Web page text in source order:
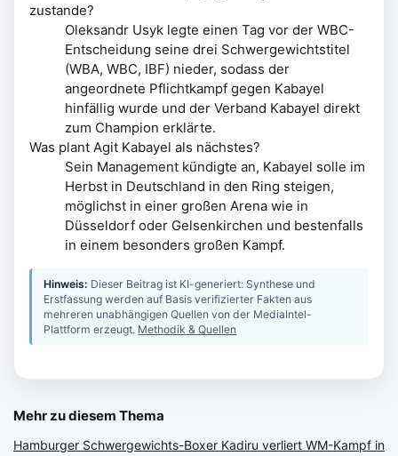
zustande?
Oleksandr Usyk legte einen Tag vor der WBC-
Entscheidung seine drei Schwergewichtstitel
(WBA, WBC, IBF) nieder, sodass der
angeordnete Pflichtkampf gegen Kabayel
hinfällig wurde und der Verband Kabayel direkt
zum Champion erklärte.
Was plant Agit Kabayel als nächstes?
Sein Management kündigte an, Kabayel solle im
Herbst in Deutschland in den Ring steigen,
möglichst in einer großen Arena wie in
Düsseldorf oder Gelsenkirchen und bestenfalls
in einem besonders großen Kampf.
Hinweis: Dieser Beitrag ist KI-generiert: Synthese und
Erstfassung werden auf Basis verifizierter Fakten aus
mehreren unabhängigen Quellen von der MediaIntel-
Plattform erzeugt. Methodik & Quellen
Mehr zu diesem Thema
Hamburger Schwergewichts-Boxer Kadiru verliert WM-Kampf in